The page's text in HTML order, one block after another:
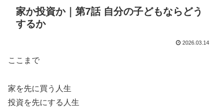
家か投資か｜第7話 自分の子どもならどう
するか
2026.03.14
ここまで
家を先に買う人生
投資を先にする人生